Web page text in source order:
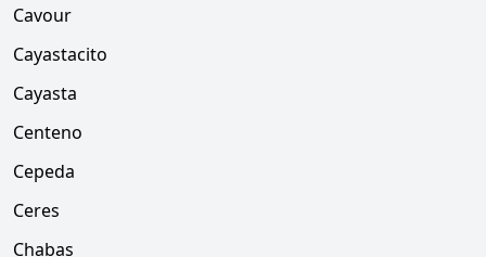
Cavour
Cayastacito
Cayasta
Centeno
Cepeda
Ceres
Chabas